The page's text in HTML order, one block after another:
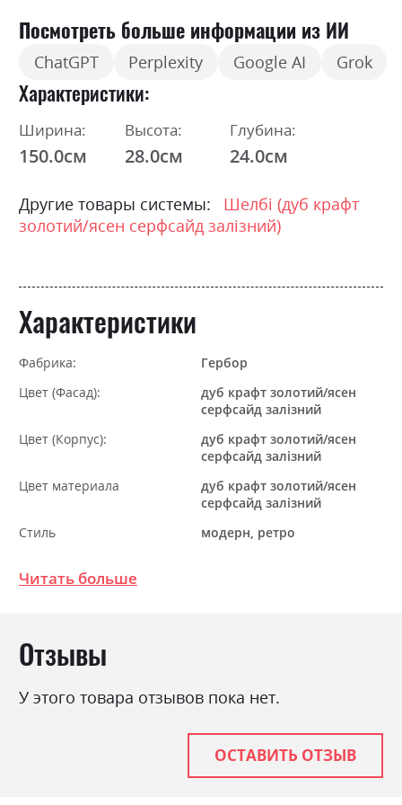
Посмотреть больше информации из ИИ
ChatGPT Perplexity Google AI Grok
Характеристики
Ширина:
150.0см
Высота:
28.0см
Глубина:
24.0см
Другие товары системы:
Шелбі (дуб крафт
золотий/ясен серфсайд залізний)
Характеристики
Фабрика:
Гербор
Цвет (Фасад):
дуб крафт золотий/ясен
серфсайд залізний
Цвет (Корпус):
дуб крафт золотий/ясен
серфсайд залізний
Цвет материала
дуб крафт золотий/ясен
серфсайд залізний
Стиль
модерн, ретро
Читать больше
Отзывы
У этого товара отзывов пока нет.
ОСТАВИТЬ ОТЗЫВ